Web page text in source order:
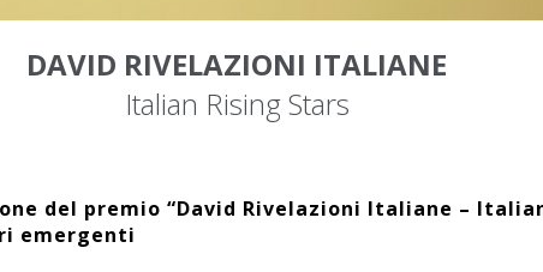
DAVID RIVELAZIONI ITALIANE
Italian Rising Stars
del premio “David Rivelazioni Italiane –
emergenti